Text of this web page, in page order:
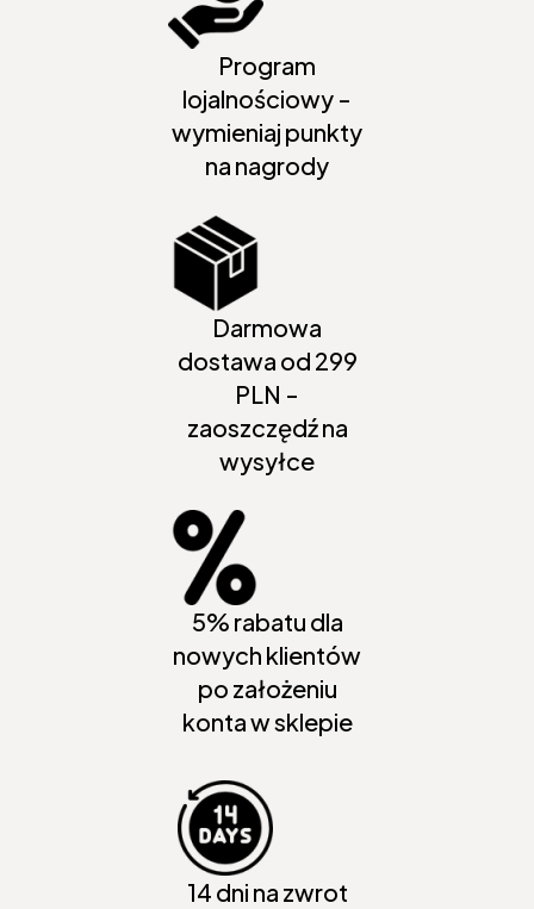
Program
lojalnościowy -
wymieniaj punkty
na nagrody
Darmowa
dostawa od 299
PLN -
zaoszczędź na
wysyłce
5% rabatu dla
nowych klientów
po założeniu
konta w sklepie
14 dni na zwrot